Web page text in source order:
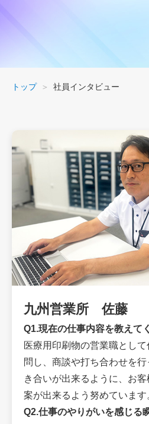
ビ
ュトップ 社員インタビュー
九州営業所 佐藤
Q1.現在の仕事内容を教えて
医療用印刷物の営業職とし
問し、商談や打ち合わせを
き合いが出来るように、お
案が出来るよう努めています
Q2.仕事のやりがいを感じる